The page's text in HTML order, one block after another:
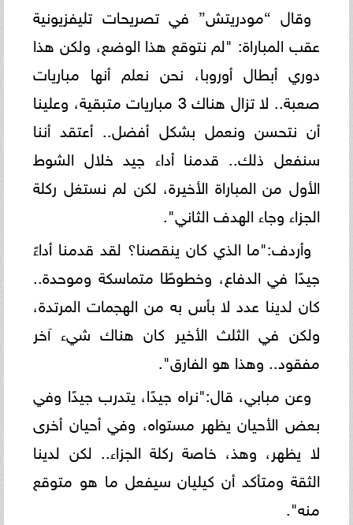
وقال “مودريتش” في تصريحات تليفزيونية
عقب المباراة: "لم نتوقع هذا الوضع، ولكن هذا
دوري أبطال أوروبا، نحن نعلم أنها مباريات
صعبة.. لا تزال هناك 3 مباريات متبقية، وعلينا
أن نتحسن ونعمل بشكل أفضل.. أعتقد أننا
سنفعل ذلك.. قدمنا أداء جيد خلال الشوط
الأول من المباراة الأخيرة، لكن لم نستغل ركلة
الجزاء وجاء الهدف الثاني".
وأردف:"ما الذي كان ينقصنا؟ لقد قدمنا ​​أداءً
جيدًا في الدفاع، وخطوطًا متماسكة وموحدة..
كان لدينا عدد لا بأس به من الهجمات المرتدة،
ولكن في الثلث الأخير كان هناك شيء آخر
مفقود.. وهذا هو الفارق".
وعن مبابي، قال:"نراه جيدًا، يتدرب جيدًا وفي
بعض الأحيان يظهر مستواه، وفي أحيان أخرى
لا يظهر، وهذ، خاصة ركلة الجزاء.. لكن لدينا
الثقة ومتأكد أن كيليان سيفعل ما هو متوقع
منه".